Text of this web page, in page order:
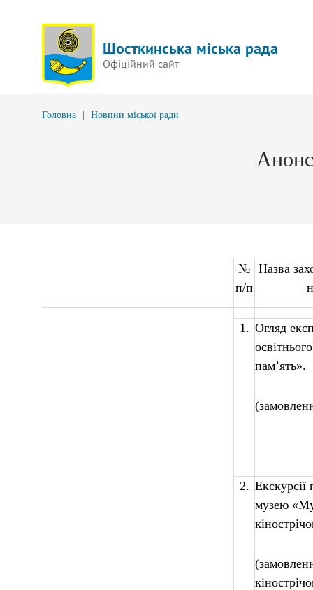
Шосткинська міська рада
Офіційний сайт
Головна Новини міської ради
№
п/п
Назва
1. Огляд
пам’ять».
2. Екскурсії
музею